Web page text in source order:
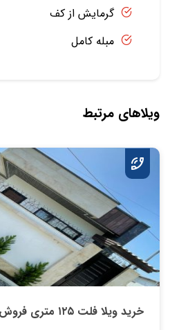
گرمایش از کف
مبله کامل
ویلاهای مرتبط
خرید ویلا فلت ۱۲۵ متری فروش ویژه با اقساط بلند مدت